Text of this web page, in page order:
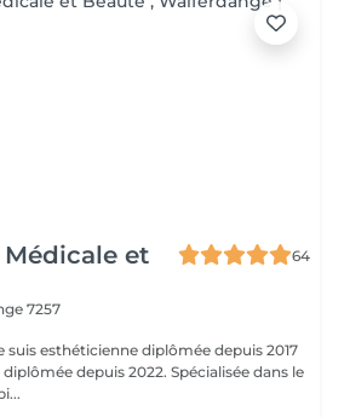
et
64
7257
suis esthéticienne diplômée depuis 2017
depuis 2022. Spécialisée dans le